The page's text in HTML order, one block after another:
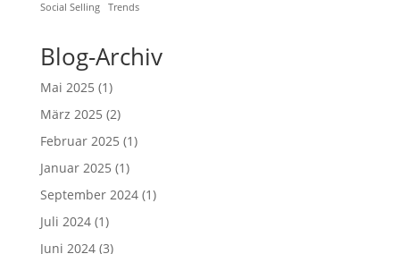
Social Selling Trends
Blog-Archiv
Mai 2025 (1)
März 2025 (2)
Februar 2025 (1)
Januar 2025 (1)
September 2024(1)
Juli 2024(1)
Juni 2024(3)